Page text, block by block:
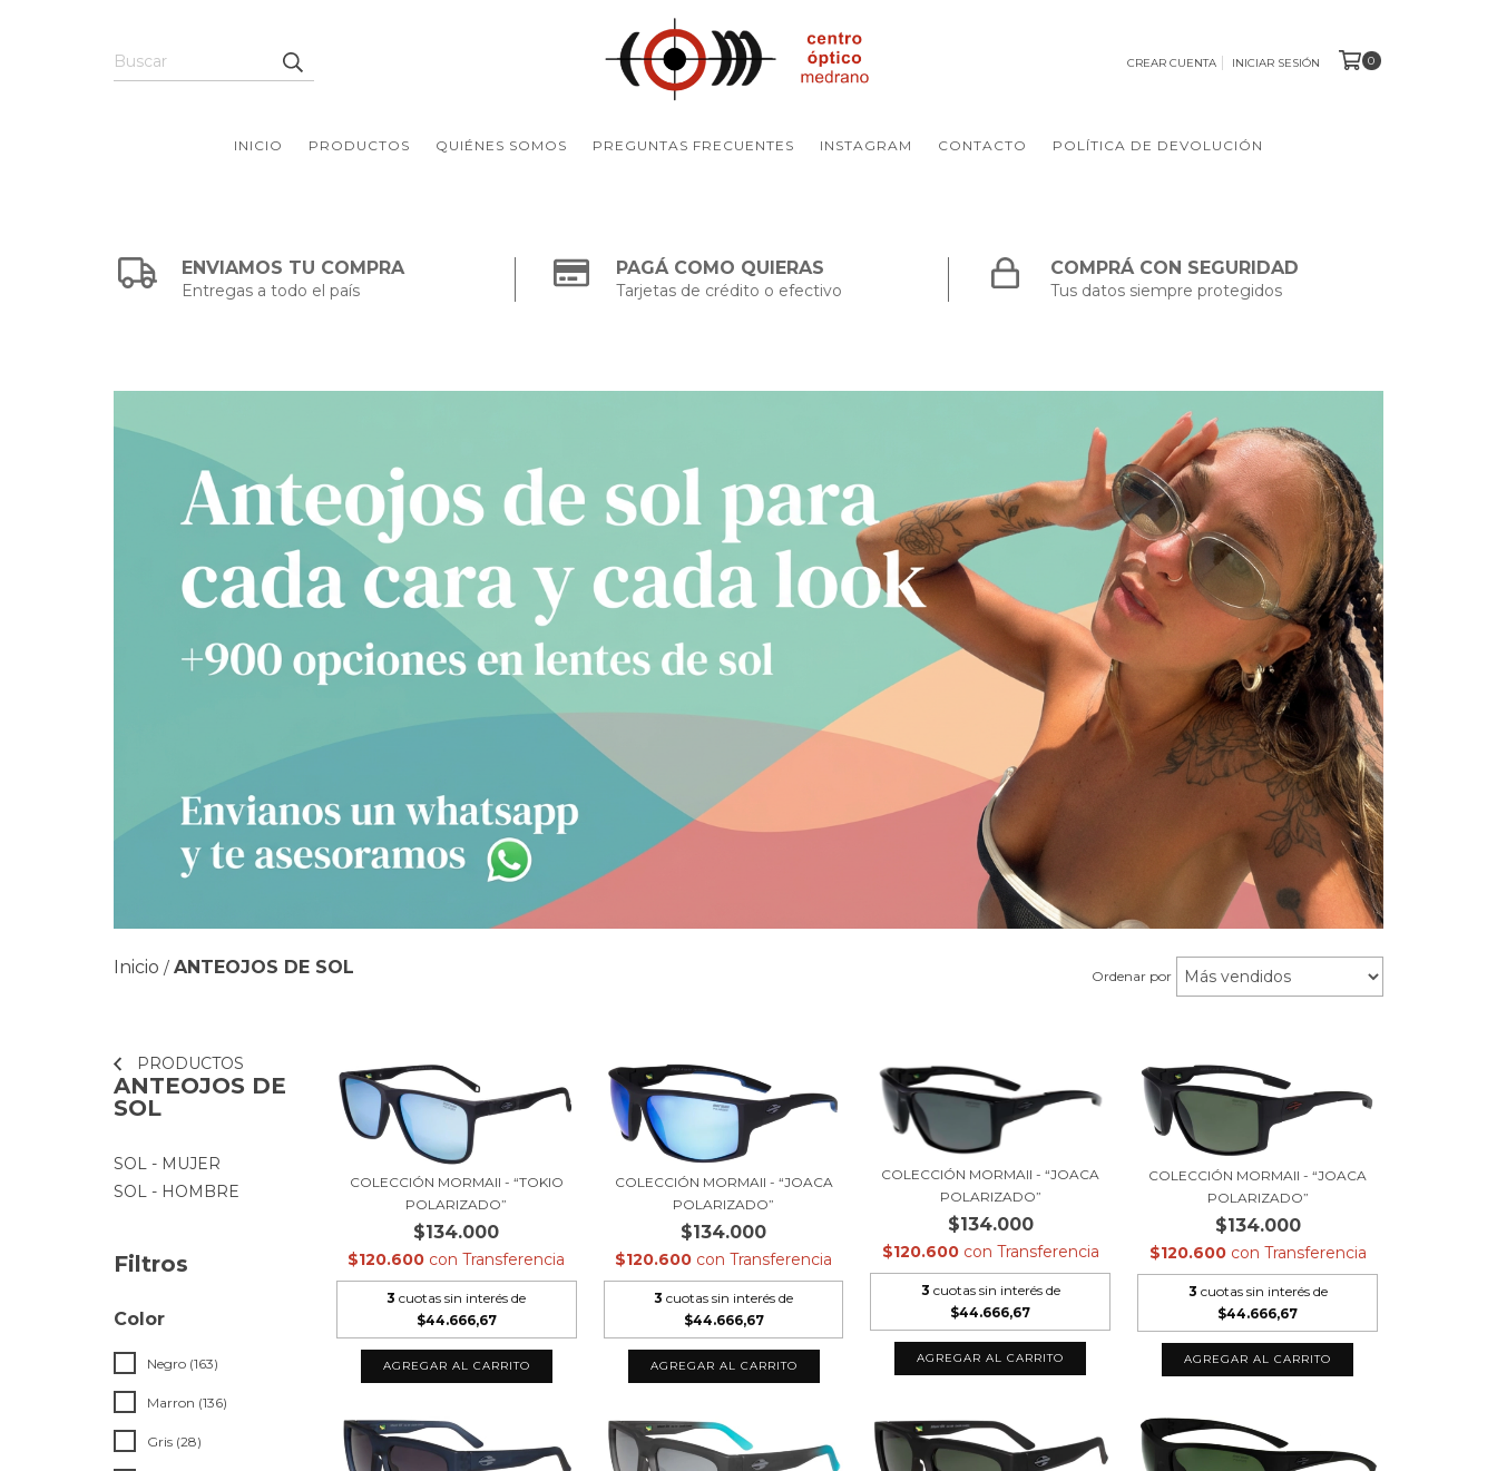
CREAR CUENTA INICIAR SESIÓN 0
INICIO PRODUCTOS QUIÉNES SOMOS PREGUNTAS FRECUENTES INSTAGRAM CONTACTO POLÍTICA DE DEVOLUCIÓN
ENVIAMOS TU COMPRA
Entregas a todo el país
PAGÁ COMO QUIERAS
Tarjetas de crédito o efectivo
COMPRÁ CON SEGURIDAD
Tus datos siempre protegidos
Inicio / ANTEOJOS DE SOL Ordenar por
PRODUCTOS
ANTEOJOS DE
SOL
SOL - MUJER
SOL - HOMBRE
Filtros
Color
Negro (163)
Marron (136)
Gris (28)
COLECCIÓN MORMAII - “TOKIO
POLARIZADO”
$134.000
$120.600 con Transferencia
3 cuotas sin interés de
$44.666,67
COLECCIÓN MORMAII - “JOACA
POLARIZADO”
$134.000
$120.600 con Transferencia
3 cuotas sin interés de
$44.666,67
COLECCIÓN MORMAII - “JOACA
POLARIZADO”
$134.000
$120.600 con Transferencia
3 cuotas sin interés de
$44.666,67
COLECCIÓN MORMAII - “JOACA
POLARIZADO”
$134.000
$120.600 con Transferencia
3 cuotas sin interés de
$44.666,67